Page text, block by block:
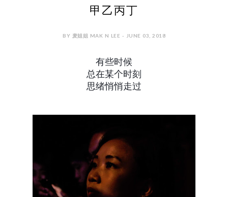
甲乙丙丁
BY 麦姐姐 MAK N LEE - JUNE 03, 2018
有些时候
总在某个时刻
思绪悄悄走过